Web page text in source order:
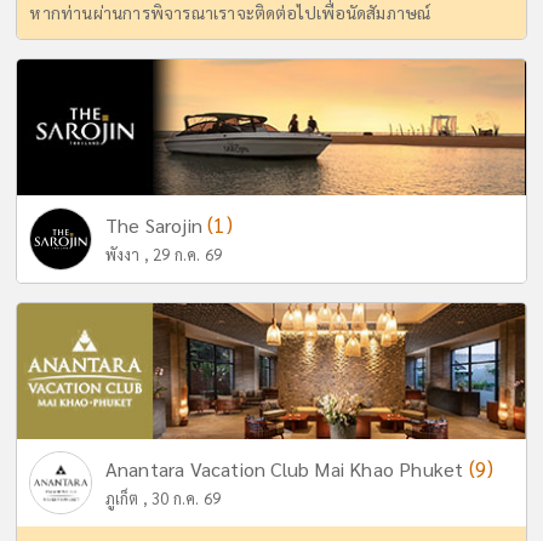
หากท่านผ่านการพิจารณาเราจะติดต่อไปเพื่อนัดสัมภาษณ์
The Sarojin(1)
พังงา , 29 ก.ค. 69
Anantara Vacation Club Mai Khao Phuket (9)
ภูเก็ต , 30 ก.ค. 69